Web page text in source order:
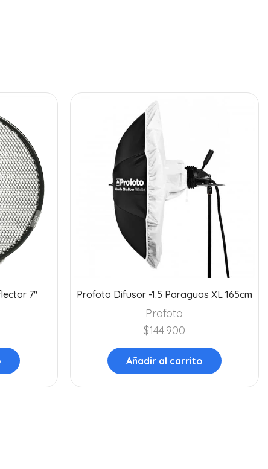
7″ Profoto Difusor -1.5 Paraguas XL 165cm
Profoto
$144.900
Añadir al carrito